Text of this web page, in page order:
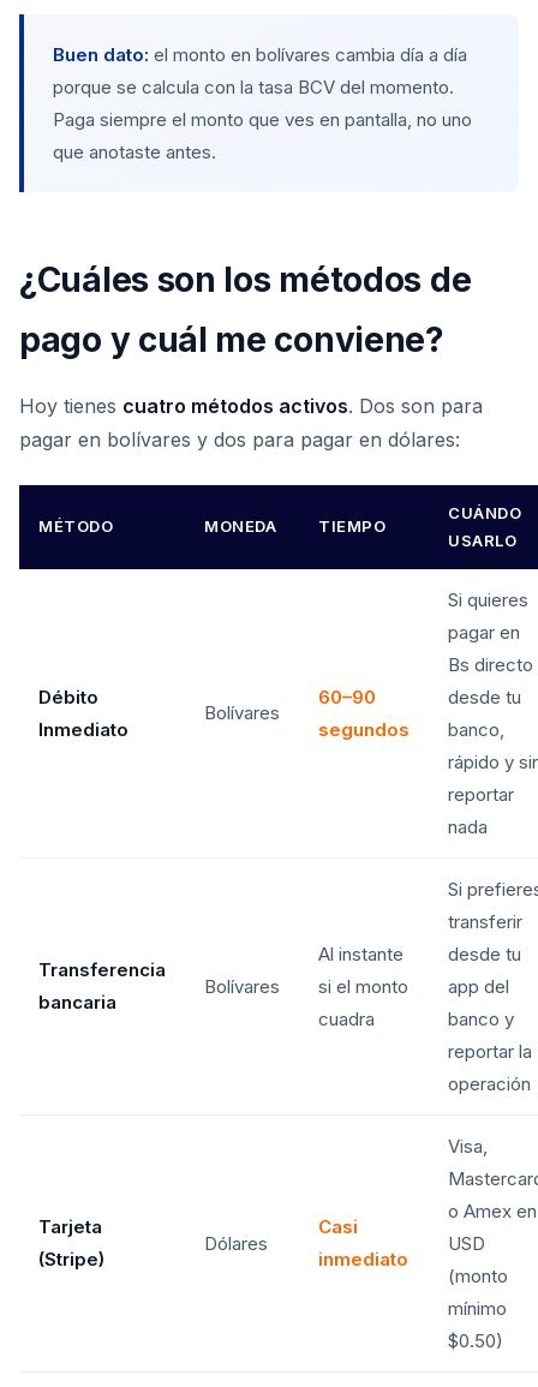
Buen dato: el monto en bolívares cambia día a día
porque se calcula con la tasa BCV del momento.
Paga siempre el monto que ves en pantalla, no uno
que anotaste antes.
¿Cuáles son los métodos de
pago y cuál me conviene?
Hoy tienes cuatro métodos activos. Dos son para
pagar en bolívares y dos para pagar en dólares:
MÉTODO MONEDA TIEMPO
CUÁNDO
USARLO
Débito
Inmediato
Bolívares
60–90
segundos
Si quieres
pagar en
Bs directo
desde tu
banco,
rápido y
reportar
nada
Transferencia
bancaria
Bolívares
Al instante
si el monto
cuadra
Si
transferir
desde tu
app del
banco y
reportar la
operación
Tarjeta
(Stripe)
Dólares
Casi
inmediato
Visa,
o Amex en
USD
(monto
mínimo
$0.50)